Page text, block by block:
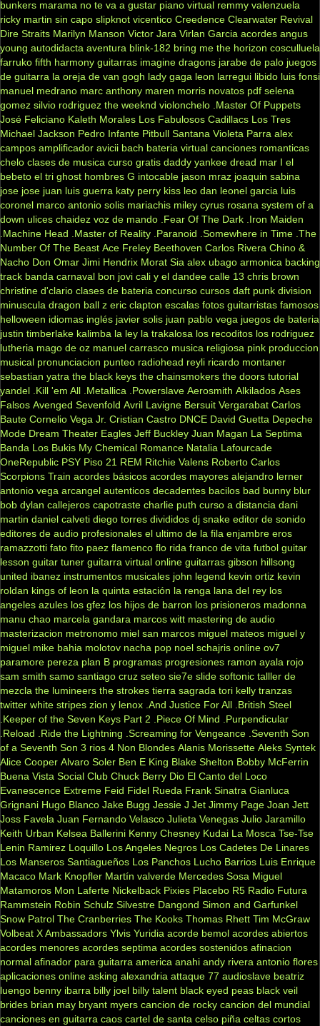
bunkers marama no te va a gustar piano virtual remmy valenzuela
ricky martin sin capo slipknot vicentico Creedence Clearwater Revival
Dire Straits Marilyn Manson Victor Jara Virlan Garcia acordes angus
young autodidacta aventura blink-182 bring me the horizon cosculluela
farruko fifth harmony guitarras imagine dragons jarabe de palo juegos
de guitarra la oreja de van gogh lady gaga leon larregui libido luis fonsi
manuel medrano marc anthony maren morris novatos pdf selena
gomez silvio rodriguez the weeknd violonchelo .Master Of Puppets
José Feliciano Kaleth Morales Los Fabulosos Cadillacs Los Tres
Michael Jackson Pedro Infante Pitbull Santana Violeta Parra alex
campos amplificador avicii bach bateria virtual canciones romanticas
chelo clases de musica curso gratis daddy yankee dread mar I el
bebeto el tri ghost hombres G intocable jason mraz joaquin sabina
jose jose juan luis guerra katy perry kiss leo dan leonel garcia luis
coronel marco antonio solis mariachis miley cyrus rosana system of a
down ulices chaidez voz de mando .Fear Of The Dark .Iron Maiden
.Machine Head
.Master of Reality .Paranoid .Somewhere in Time .The
Number Of The Beast Ace Freley Beethoven Carlos Rivera Chino &
Nacho Don Omar Jimi Hendrix Morat Sia alex ubago armonica backing
track banda carnaval bon jovi cali y el dandee calle 13 chris brown
christine d'clario clases de bateria concurso cursos daft punk division
minuscula dragon ball z eric clapton escalas fotos guitarristas famosos
helloween idiomas inglés javier solis juan pablo vega juegos de bateria
justin timberlake kalimba la ley la trakalosa los recoditos los rodriguez
lutheria mago de oz manuel carrasco musica religiosa pink produccion
musical pronunciacion punteo radiohead reyli ricardo montaner
sebastian yatra the black keys the chainsmokers the doors tutorial
yandel .Kill 'em All .Metallica .Powerslave Aerosmith Alkilados Ases
Falsos Avenged Sevenfold Avril Lavigne Bersuit Vergarabat Carlos
Baute Cornelio Vega Jr. Cristian Castro DNCE David Guetta Depeche
Mode Dream Theater Eagles Jeff Buckley Juan Magan La Septima
Banda Los Bukis My Chemical Romance Natalia Lafourcade
OneRepublic PSY Piso 21 REM Ritchie Valens Roberto Carlos
Scorpions Train acordes básicos acordes mayores alejandro lerner
antonio vega arcangel autenticos decadentes bacilos bad bunny blur
bob dylan callejeros capotraste charlie puth curso a distancia dani
martin daniel calveti diego torres divididos dj snake editor de sonido
editores de audio profesionales el ultimo de la fila enjambre eros
ramazzotti fato fito paez flamenco flo rida franco de vita futbol guitar
lesson guitar tuner guitarra virtual online guitarras gibson hillsong
united ibanez instrumentos musicales john legend kevin ortiz kevin
roldan kings of leon la quinta estación la renga lana del rey los
angeles azules los gfez los hijos de barron los prisioneros madonna
manu chao marcela gandara marcos witt mastering de audio
masterizacion metronomo miel san marcos miguel mateos miguel y
miguel mike bahia molotov nacha pop noel schajris online ov7
paramore pereza plan B programas progresiones ramon ayala rojo
sam smith samo santiago cruz seteo sie7e slide softonic talller de
mezcla the lumineers the strokes tierra sagrada tori kelly tranzas
twitter white stripes zion y lenox .And Justice For All .British Steel
.Keeper of the Seven Keys Part 2
.Piece Of Mind
.Purpendicular
.Reload
.Ride the Lightning .Screaming for Vengeance .Seventh Son
of a Seventh Son 3 rios 4 Non Blondes Alanis Morissette Aleks Syntek
Alice Cooper Alvaro Soler Ben E King Blake Shelton Bobby McFerrin
Buena Vista Social Club Chuck Berry Dio El Canto del Loco
Evanescence Extreme Feid Fidel Rueda Frank Sinatra Gianluca
Grignani Hugo Blanco Jake Bugg Jessie J Jet Jimmy Page Joan Jett
Joss Favela Juan Fernando Velasco Julieta Venegas Julio Jaramillo
Keith Urban Kelsea Ballerini Kenny Chesney Kudai La Mosca Tse-Tse
Lenin Ramirez Loquillo Los Angeles Negros Los Cadetes De Linares
Los Manseros Santiagueños Los Panchos Lucho Barrios Luis Enrique
Macaco Mark Knopfler Martín valverde Mercedes Sosa Miguel
Matamoros Mon Laferte Nickelback Pixies Placebo R5 Radio Futura
Rammstein Robin Schulz Silvestre Dangond Simon and Garfunkel
Snow Patrol The Cranberries The Kooks Thomas Rhett Tim McGraw
Volbeat X Ambassadors Ylvis Yuridia acorde bemol acordes abiertos
acordes menores acordes septima acordes sostenidos afinacion
normal afinador para guitarra america anahi andy rivera antonio flores
aplicaciones online asking alexandria attaque 77 audioslave beatriz
luengo benny ibarra billy joel billy talent black eyed peas black veil
brides brian may bryant myers cancion de rocky cancion del mundial
canciones en guitarra caos cartel de santa celso piña celtas cortos